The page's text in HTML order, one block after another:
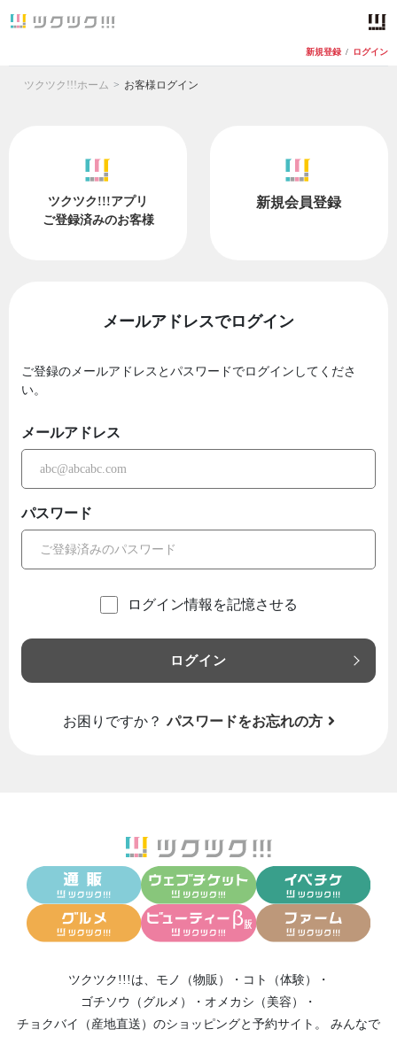
新規登録 / ログイン
ツクツク!!!ホーム お客様ログイン
ツクツク!!!アプリ
ご登録済みのお客様
新規会員登録
メールアドレスでログイン
ご登録のメールアドレスとパスワードでログインしてくださ
い。
メールアドレス
パスワード
ログイン情報を記憶させる
ログイン
お困りですか？ パスワードをお忘れの方
ツクツク!!!は、 モノ（物販） ・ コト（体験）
・
ゴチソウ（グルメ）
・ オメカシ（美容）
・
チョクバイ（産地直送） のショッピングと予約サイト。
みんなで